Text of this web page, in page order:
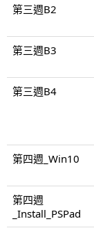
第三週B2
第三週B3
第三週B4
第四週_Win10
第四週
_Install_PSPad